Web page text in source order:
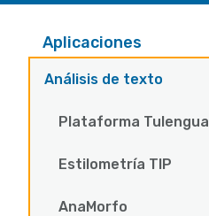
Aplicaciones
Aplicaciones
Análisis de texto
Plataforma Tulengua
Estilometría TIP
AnaMorfo